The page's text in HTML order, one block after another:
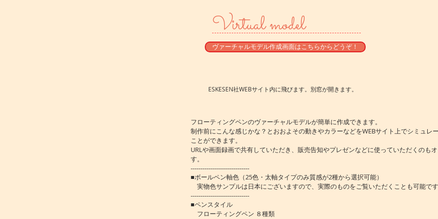
​Virtual model
ヴァーチャルモデル作成画面はこちらからどうぞ！
ESKESEN社WEBサイト内に飛びます。別窓が開きます。
フローティングペンのヴァーチャルモデルが簡単に作成できます。
制作前にこんな感じかな？とおおよその動きやカラーなどをWEBサイト上でシミュレ
ことができます。
URLや画面録画で共有していただき、販売告知やプレゼンなどに使っていただくのも
す。
------------------------------
■ボールペン軸色（25色・太軸タイプのみ質感が2種から選択可能）
実物色サンプルは日本にございますので、実際のものをご覧いただくことも可能です
------------------------------
■ペンスタイル
フローティングペン ８種類